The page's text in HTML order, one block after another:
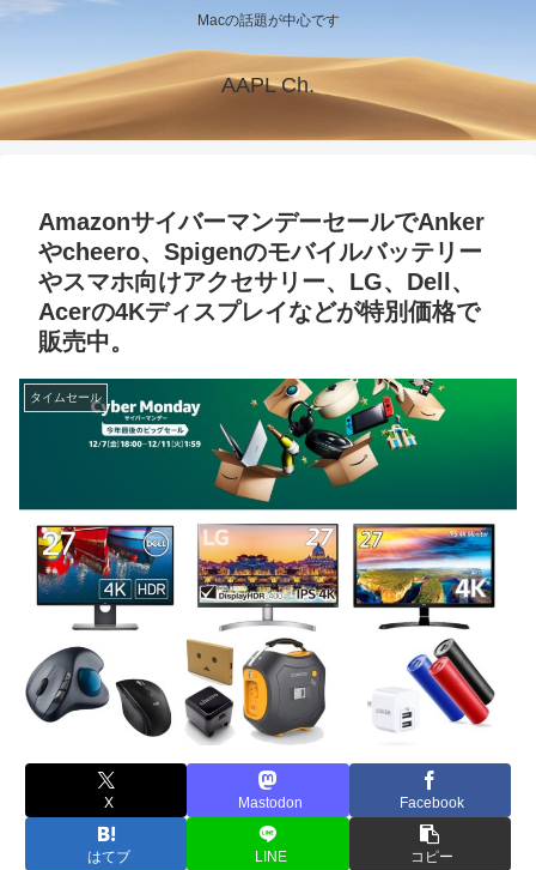
Macの話題が中心です
AAPL Ch.
AmazonサイバーマンデーセールでAnker
やcheero、Spigenのモバイルバッテリー
やスマホ向けアクセサリー、LG、Dell、
Acerの4Kディスプレイなどが特別価格で
販売中。
タイムセール
X Mastodon Facebook
はてブ LINE コピー